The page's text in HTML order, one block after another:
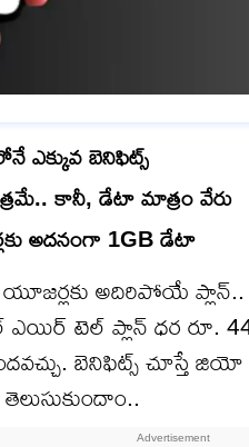
బెనిఫిట్స్
కానీ, డేటా మాత్రం వేరు
అదనంగా 1GB డేటా
అదిరిపోయే
టెల్ ప్లాన్ ధర రూ.
బెనిఫిట్స్ చూస్తే